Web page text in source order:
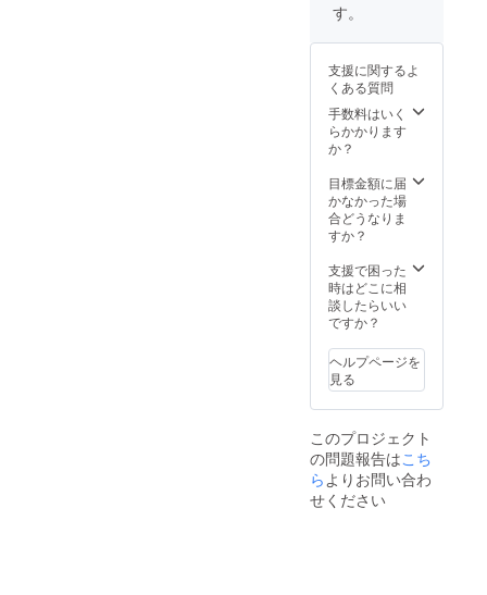
た場所
行致し
ます。※
同施設
にて全
時に個
別オフ
会を予
す。
られま
可能曲
の中か
らお選
び頂き
名まで
可能で
す。
伴4名＝
全5名）
■狂咲
barご招
7開催
LIVEと
同会場
で開
伴者4名
まで可
能で
す。
（ご支
負担下
メン
バーと
の交流
はござ
影中の
為、お
静かに
らの見
学の予
定で
す。 ■
フ会
（来栖
萌々
花）
催。都
内にて1
時間予
定。※時
間と場
円程度
費別途
かかり
ます。
■MV撮
らは日
程が未
定で
ジュー
ルの都
合にな
りま
地まで
の交通
費は御
負担下
メン
バーと
の交流
はござ
いませ
す。
支援に関するよ
くある質問
手数料はいく
らかかります
か？
目標金額に届
かなかった場
合どうなりま
すか？
支援で困った
時はどこに相
談したらいい
ですか？
ヘルプページを
見る
このプロジェクト
の問題報告はこち
らよりお問い合わ
せください